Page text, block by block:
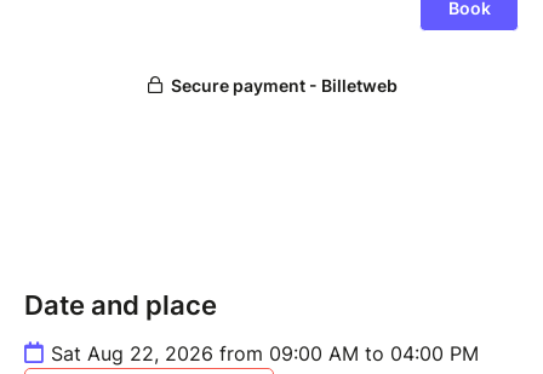
Date and place
Sat Aug 22, 2026 from 09:00 AM to 04:00 PM